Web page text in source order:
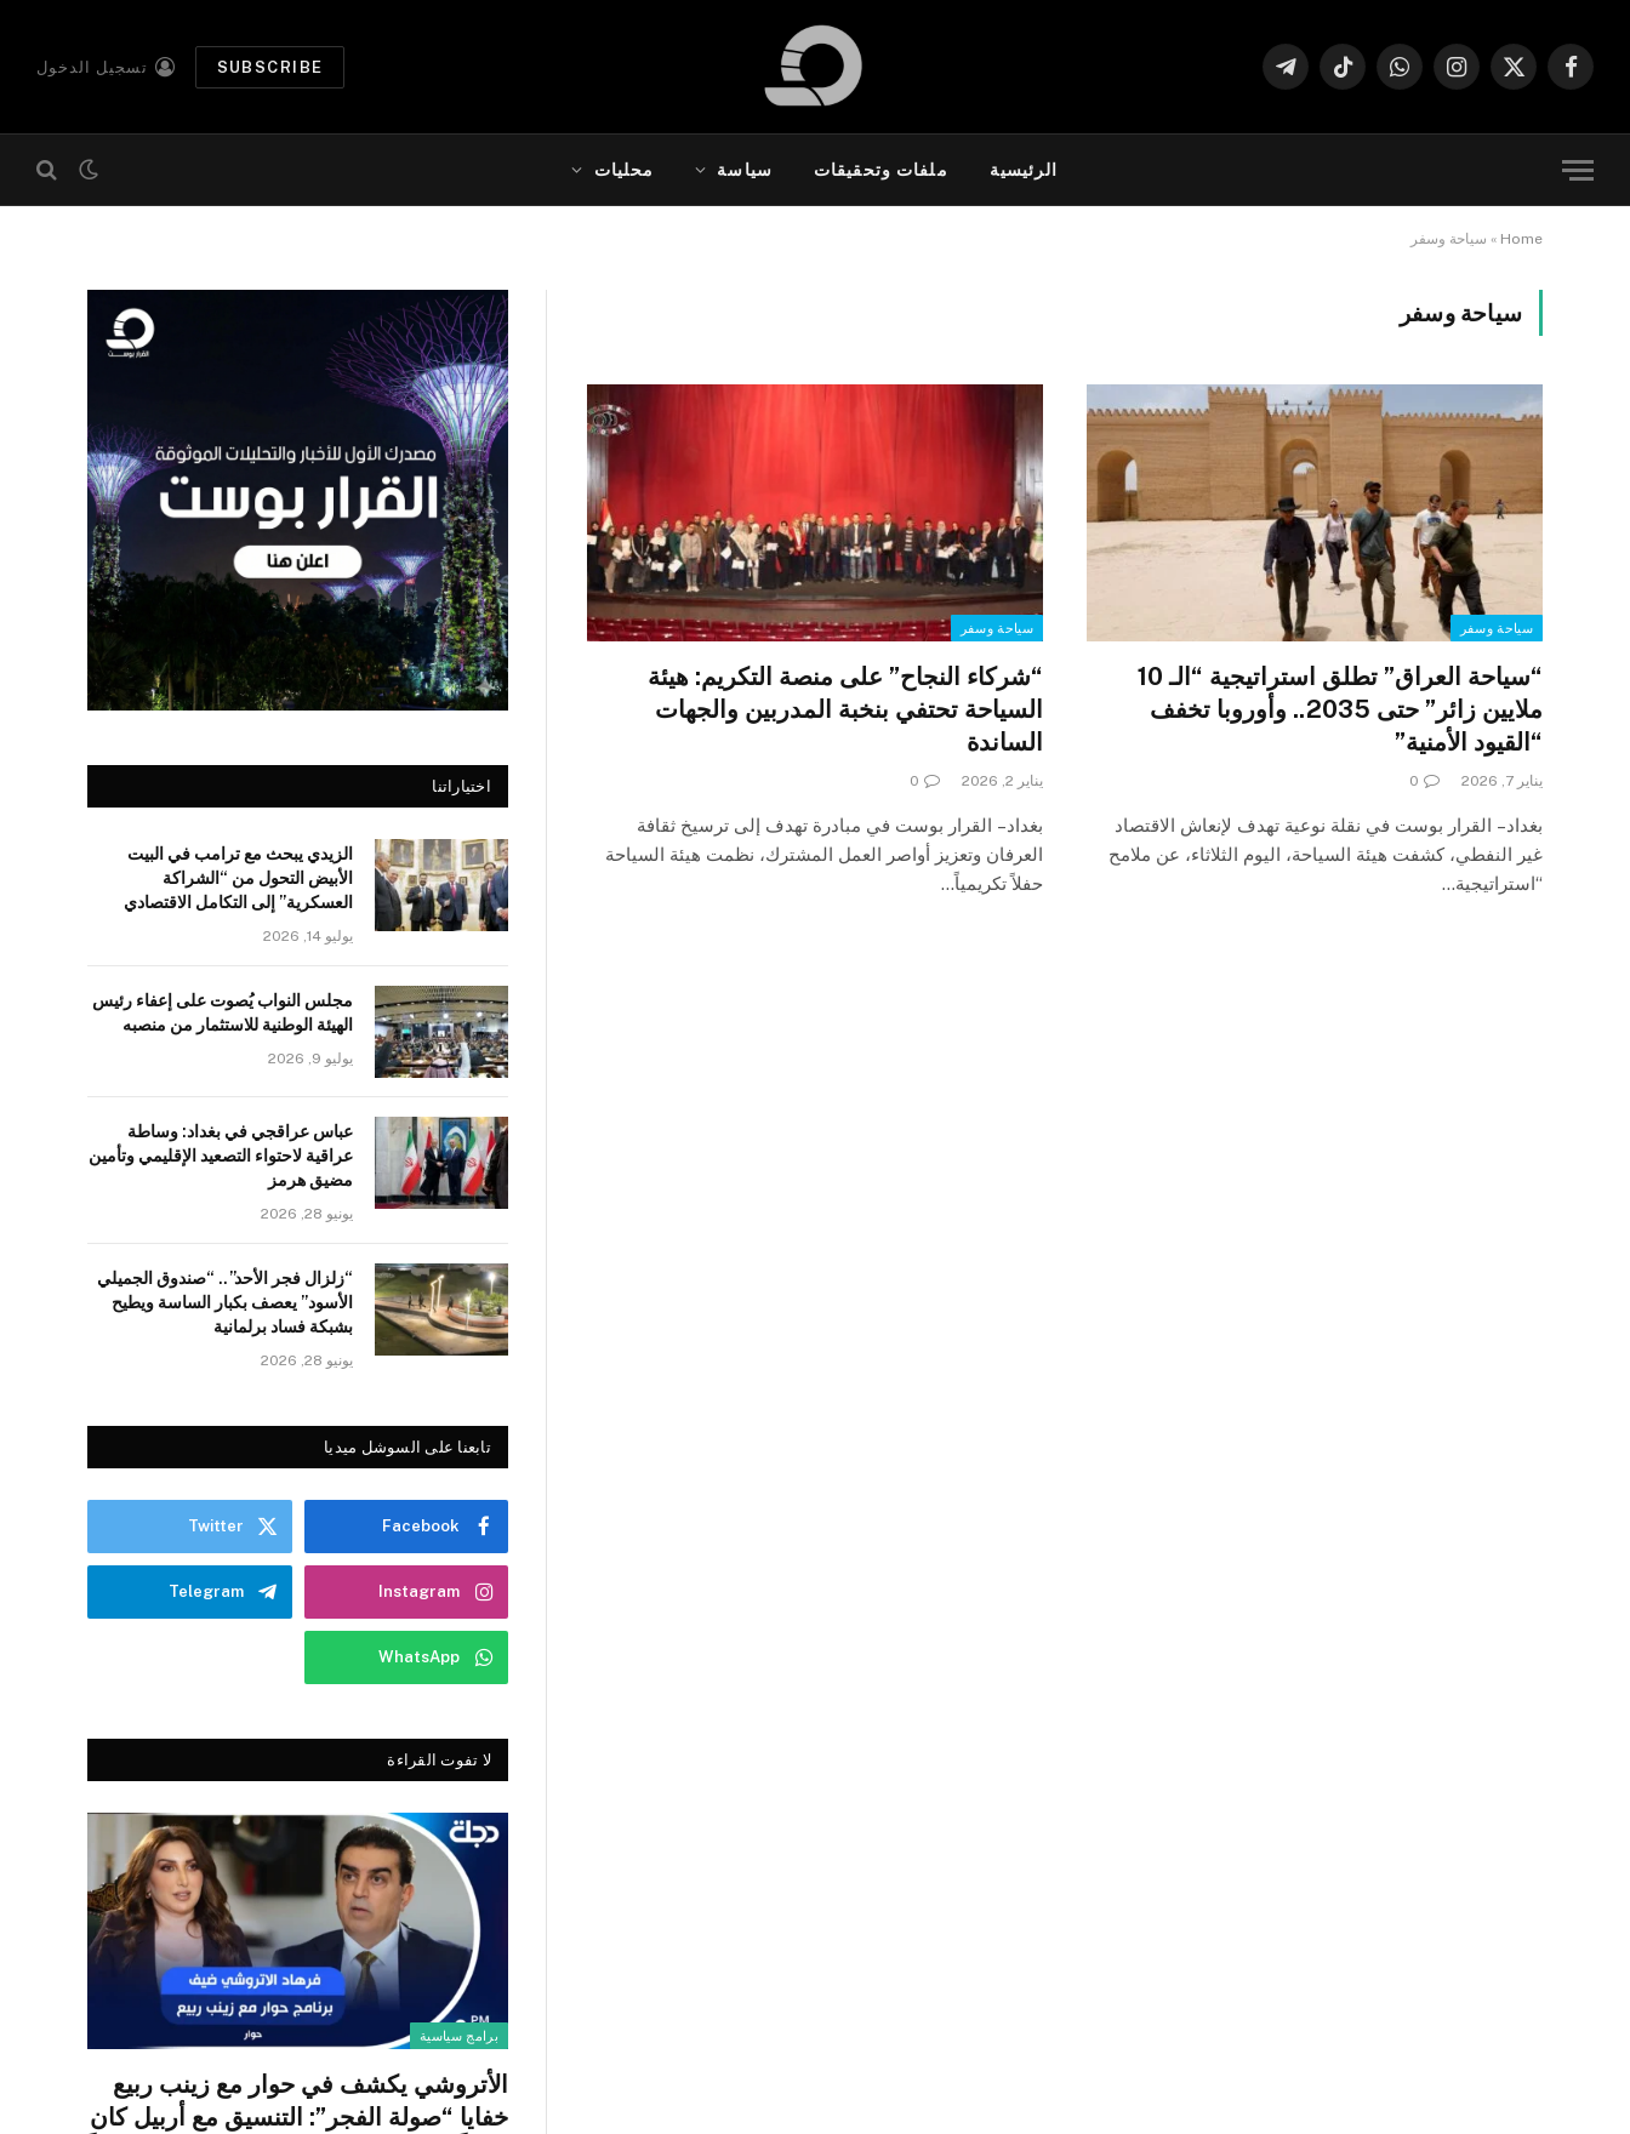
فيسبوكX
الانستغرامواتساب تيكتوك تيلقرام
SUBSCRIBE تسجيل الدخول
الرئيسية ملفات وتحقيقات سياسة محليات
Home
» سياحة وسفر
سياحة وسفر
سياحة وسفر
“سياحة العراق” تطلق استراتيجية “الـ 10
ملايين زائر” حتى 2035.. وأوروبا تخفف
“القيود الأمنية”
يناير 7, 2026 0
بغداد – القرار بوست في نقلة نوعية تهدف لإنعاش الاقتصاد
غير النفطي، كشفت هيئة السياحة، اليوم الثلاثاء، عن ملامح
“استراتيجية…
سياحة وسفر
“شركاء النجاح” على منصة التكريم: هيئة
السياحة تحتفي بنخبة المدربين والجهات
الساندة
يناير 2, 2026 0
بغداد – القرار بوست في مبادرة تهدف إلى ترسيخ ثقافة
العرفان وتعزيز أواصر العمل المشترك، نظمت هيئة السياحة
حفلاً تكريمياً…
اختياراتنا
الزيدي يبحث مع ترامب في البيت
الأبيض التحول من “الشراكة
العسكرية” إلى التكامل الاقتصادي
يوليو 14, 2026
مجلس النواب يُصوت على إعفاء رئيس
الهيئة الوطنية للاستثمار من منصبه
يوليو 9, 2026
عباس عراقجي في بغداد: وساطة
عراقية لاحتواء التصعيد الإقليمي وتأمين
مضيق هرمز
يونيو 28, 2026
“زلزال فجر الأحد”.. “صندوق الجميلي
الأسود” يعصف بكبار الساسة ويطيح
بشبكة فساد برلمانية
يونيو 28, 2026
تابعنا على السوشل ميديا
Facebook
Twitter
Instagram
Telegram
WhatsApp
لا تفوت القراءة
برامج سياسية
الأتروشي يكشف في حوار مع زينب ربيع
خفايا “صولة الفجر”: التنسيق مع أربيل كان